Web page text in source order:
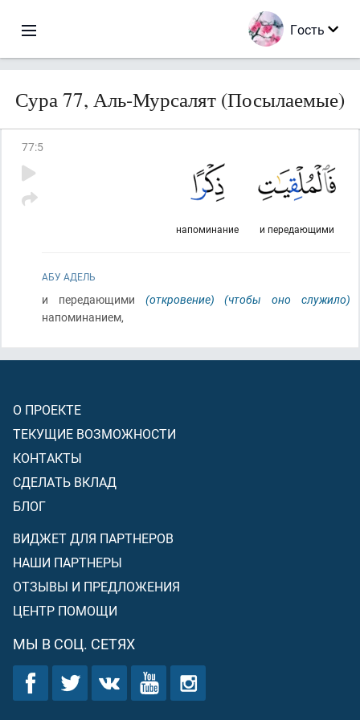
Гость
Сура 77, Аль-Мурсалят (Посылаемые)
77:5
и передающими
напоминание
АБУ АДЕЛЬ
и передающими (откровение)
(чтобы оно служило)
напоминанием,
О ПРОЕКТЕ
ТЕКУЩИЕ ВОЗМОЖНОСТИ
КОНТАКТЫ
СДЕЛАТЬ ВКЛАД
БЛОГ
ВИДЖЕТ ДЛЯ ПАРТНЕРОВ
НАШИ ПАРТНЕРЫ
ОТЗЫВЫ И ПРЕДЛОЖЕНИЯ
ЦЕНТР ПОМОЩИ
МЫ В СОЦ. СЕТЯХ